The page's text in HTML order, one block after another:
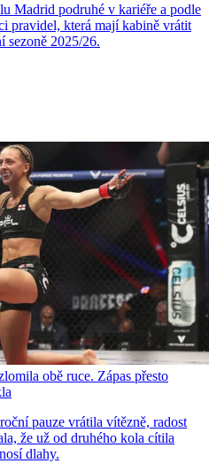
Madrid podruhé v kariéře a podle
pravidel, která mají kabině vrátit
sezoně 2025/26.
obě ruce. Zápas přesto
pauze vrátila vítězně, radost
že už od druhého kola cítila
dlahy.